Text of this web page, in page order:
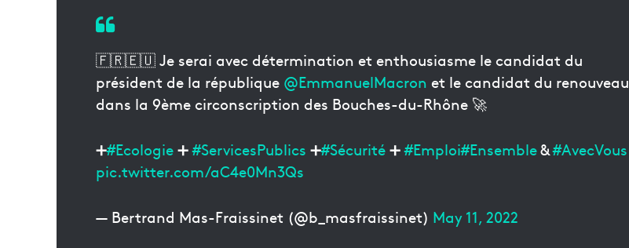
🇫🇷🇪🇺 Je serai avec détermination et enthousiasme le candidat du
président de la république @EmmanuelMacron et le candidat du renouveau
dans la 9ème circonscription des Bouches-du-Rhône 🚀
➕#Ecologie➕#ServicesPublics ➕#Sécurité➕#Emploi#Ensemble&#AvecVous
pic.twitter.com/aC4e0Mn3Qs
— Bertrand Mas-Fraissinet (@b_masfraissinet) May 11, 2022